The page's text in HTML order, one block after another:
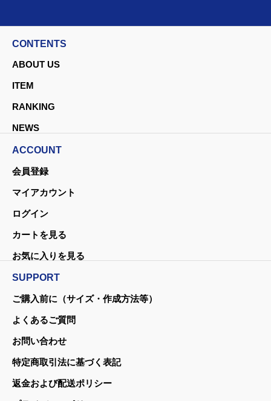
CONTENTS
ABOUT US
ITEM
RANKING
NEWS
ACCOUNT
会員登録
マイアカウント
ログイン
カートを見る
お気に入りを見る
SUPPORT
ご購入前に（サイズ・作成方法等）
よくあるご質問
お問い合わせ
特定商取引法に基づく表記
返金および配送ポリシー